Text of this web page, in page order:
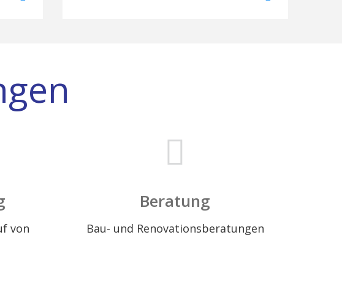
von
Beratung
Bau- und Renovationsberatungen